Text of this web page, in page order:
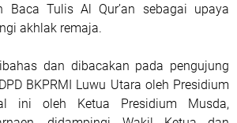
Baca Tulis Al Qur’an sebagai upaya
akhlak remaja.
dan dibacakan pada pengujung
BKPRMI Luwu Utara oleh Presidium
ini oleh Ketua Presidium Musda,